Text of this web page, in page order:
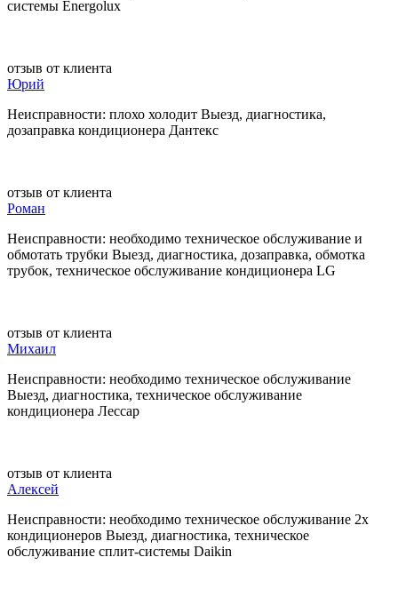
системы Energolux
отзыв от клиента
Юрий
Неисправности: плохо холодит Выезд, диагностика,
дозаправка кондиционера Дантекс
отзыв от клиента
Роман
Неисправности: необходимо техническое обслуживание и
обмотать трубки Выезд, диагностика, дозаправка, обмотка
трубок, техническое обслуживание кондиционера LG
отзыв от клиента
Михаил
Неисправности: необходимо техническое обслуживание
Выезд, диагностика, техническое обслуживание
кондиционера Лессар
отзыв от клиента
Алексей
Неисправности: необходимо техническое обслуживание 2х
кондиционеров Выезд, диагностика, техническое
обслуживание сплит-системы Daikin